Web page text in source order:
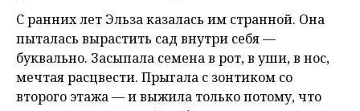
С ранних лет Эльза казалась им странной. Она
пыталась вырастить сад внутри себя —
буквально. Засыпала семена в рот, в уши, в нос,
мечтая расцвести. Прыгала с зонтиком со
второго этажа — и выжила только потому, что